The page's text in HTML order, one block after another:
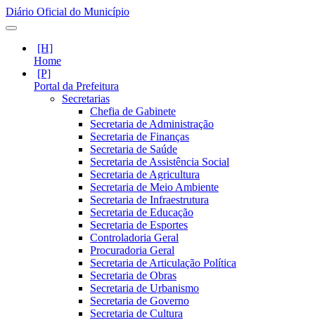
Diário Oficial do Município
Home
Portal da Prefeitura
Secretarias
Chefia de Gabinete
Secretaria de Administração
Secretaria de Finanças
Secretaria de Saúde
Secretaria de Assistência Social
Secretaria de Agricultura
Secretaria de Meio Ambiente
Secretaria de Infraestrutura
Secretaria de Educação
Secretaria de Esportes
Controladoria Geral
Procuradoria Geral
Secretaria de Articulação Política
Secretaria de Obras
Secretaria de Urbanismo
Secretaria de Governo
Secretaria de Cultura